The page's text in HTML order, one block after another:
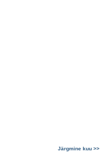
Järgmine kuu >>